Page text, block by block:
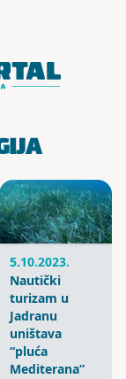
5.10.2023.
Nautički
turizam u
Jadranu
uništava
“pluća
Mediterana”